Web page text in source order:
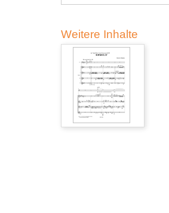
Weitere Inhalte